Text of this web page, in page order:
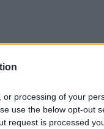
processing of your
use the below opt-out
request is processed
és
független